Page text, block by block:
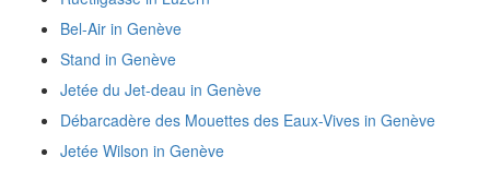
Bel-Air in Genève
Stand in Genève
Jetée du Jet-deau in Genève
Débarcadère des Mouettes des Eaux-Vives in Genève
Jetée Wilson in Genève